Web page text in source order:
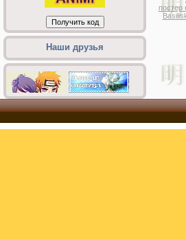
Наши друзья
постер